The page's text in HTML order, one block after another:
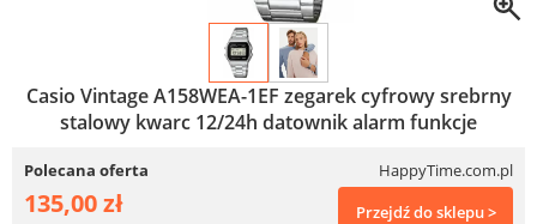
Casio Vintage A158WEA-1EF zegarek cyfrowy srebrny
stalowy kwarc 12/24h datownik alarm funkcje
Polecana oferta HappyTime.com.pl
135,00 zł Przejdź do sklepu >